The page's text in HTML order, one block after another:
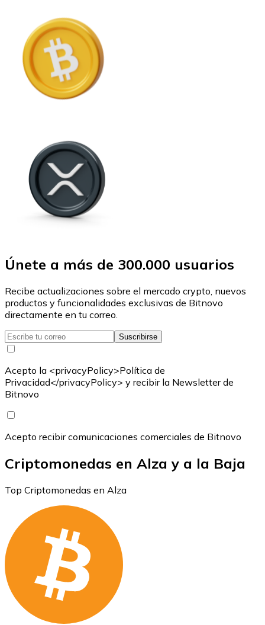
Únete a más de 300.000 usuarios
Recibe actualizaciones sobre el mercado crypto, nuevos
productos y funcionalidades exclusivas de Bitnovo
directamente en tu correo.
Suscribirse
Acepto la <privacyPolicy>Política de
Privacidad</privacyPolicy> y recibir la Newsletter de
Bitnovo
Acepto recibir comunicaciones comerciales de Bitnovo
Criptomonedas en Alza y a la Baja
Top Criptomonedas en Alza